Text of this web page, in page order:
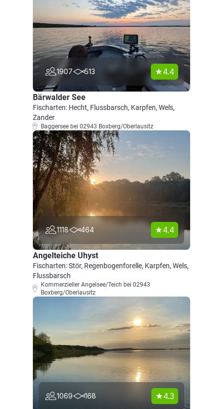
1907 513 4.4
Bärwalder See
Fischarten: Hecht, Flussbarsch, Karpfen, Wels,
Zander
Baggersee bei 02943 Boxberg/Oberlausitz
1118 464 4.4
Angelteiche Uhyst
Fischarten: Stör, Regenbogenforelle, Karpfen, Wels,
Flussbarsch
Kommerzieller Angelsee/Teich bei 02943
Boxberg/Oberlausitz
1069 168 4.3